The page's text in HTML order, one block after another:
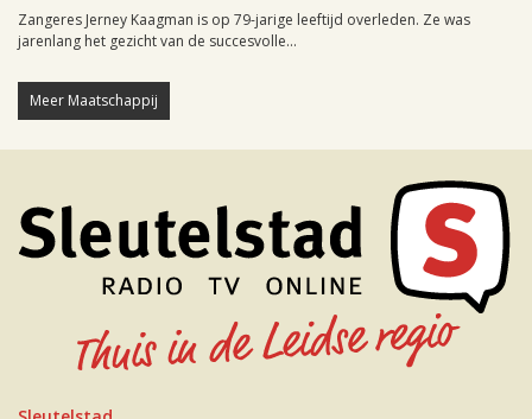
Zangeres Jerney Kaagman is op 79-jarige leeftijd overleden. Ze was
jarenlang het gezicht van de succesvolle...
Meer Maatschappij